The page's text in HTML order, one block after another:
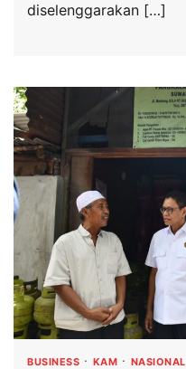
diselenggarakan […]
BUSINESS KAM NASIONAL